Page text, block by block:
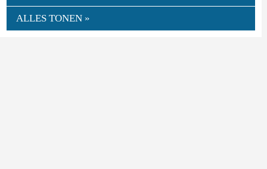
ALLES TONEN »